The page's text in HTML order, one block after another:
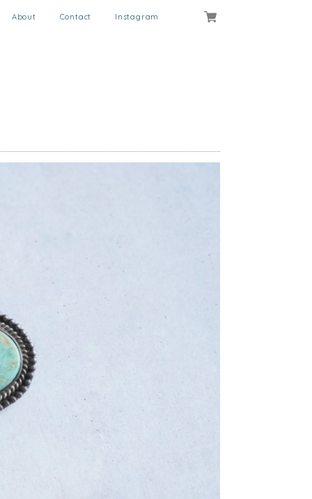
About Contact Instagram